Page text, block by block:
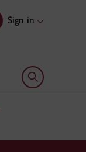
Sign in
Open search